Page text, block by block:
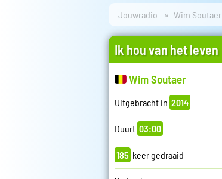
Jouwradio Wim Soutaer
Ik hou van het leven
Wim Soutaer
Uitgebracht in 2014
Duurt 03:00
185 keer gedraaid